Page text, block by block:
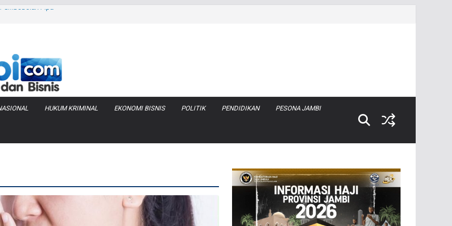
Pipa
Produksi Air
Jabung
HUKUM KRIMINAL EKONOMI BISNIS POLITIK PENDIDIKAN PESONA JAMBI